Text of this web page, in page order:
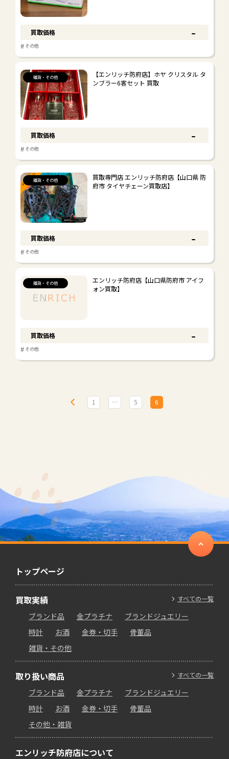
買取価格 -
# その他
雑貨・その他
【エンリッチ防府店】ホヤ クリスタル タ
ンブラー6客セット 買取
買取価格 -
# その他
雑貨・その他
買取専門店 エンリッチ防府店【山口県 防
府市 タイヤチェーン買取店】
買取価格 -
# その他
雑貨・その他
エンリッチ防府店【山口県防府市 アイフ
ォン買取】
買取価格 -
# その他
1 … 5 6
トップページ
すべての一覧
買取実績
ブランド品 金プラチナ
ブランドジュエリー
時計
お酒 金券・切手
骨董品
雑貨・その他
すべての一覧
取り扱い商品
ブランド品 金プラチナ
ブランドジュエリー
時計
お酒 金券・切手
骨董品
その他・雑貨
エンリッチ防府店について